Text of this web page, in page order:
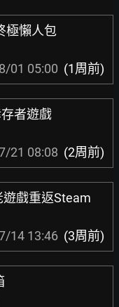
極懶人包
01 05:00 (1周前)
者遊戲
21 08:08 (2周前)
遊戲重返Steam
14 13:46 (3周前)